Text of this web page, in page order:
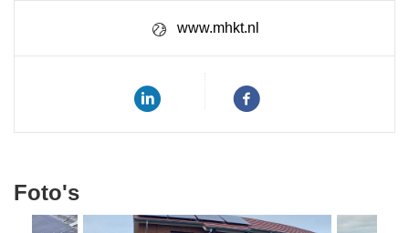
www.mhkt.nl
Foto's